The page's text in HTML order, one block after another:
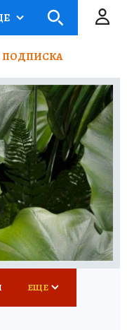
ПОДПИСКА
ЕЩЕ